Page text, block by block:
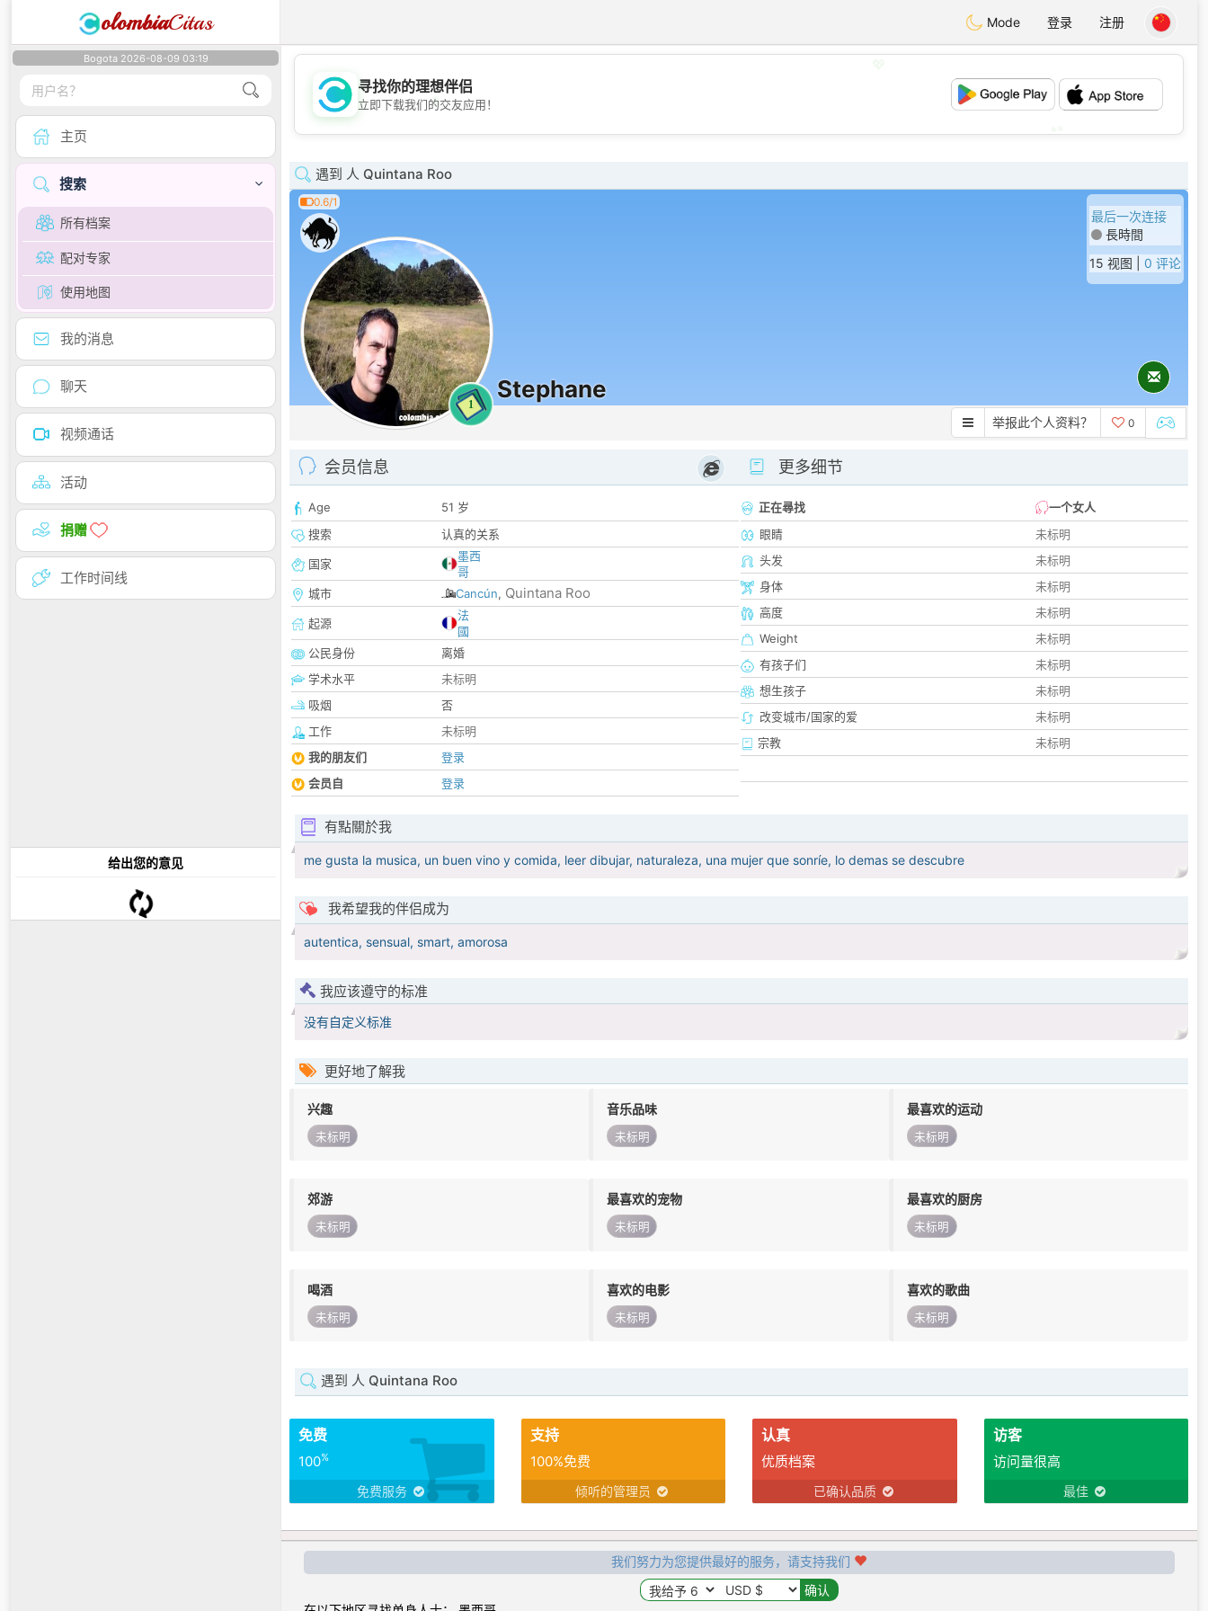
olombiaCitas Mode 登录 注册
Bogota 2026-08-09 03:19
主页
搜索
所有档案
配对专家
使用地图
我的消息
聊天
视频通话
活动
捐赠
工作时间线
给出您的意见
💖
💕
寻找你的理想伴侣
立即下载我们的交友应用！
遇到 人 Quintana Roo
0.6/1
1
Stephane
最后一次连接
長時間
15 视图 | 0 评论
举报此个人资料？ 0
会员信息
Age
51 岁
搜索
认真的关系
国家
墨西
哥
城市
Cancún, Quintana Roo
起源
法
國
公民身份
离婚
学术水平
未标明
吸烟
否
工作
未标明
我的朋友们
登录
会员自
登录
更多细节
正在尋找
一个女人
眼睛
未标明
头发
未标明
身体
未标明
高度
未标明
Weight
未标明
有孩子们
未标明
想生孩子
未标明
改变城市/国家的爱
未标明
宗教
未标明
有點關於我
me gusta la musica, un buen vino y comida, leer dibujar, naturaleza, una mujer que sonríe, lo demas se descubre
我希望我的伴侣成为
autentica, sensual, smart, amorosa
我应该遵守的标准
没有自定义标准
更好地了解我
兴趣
未标明
音乐品味
未标明
最喜欢的运动
未标明
郊游
未标明
最喜欢的宠物
未标明
最喜欢的厨房
未标明
喝酒
未标明
喜欢的电影
未标明
喜欢的歌曲
未标明
遇到 人 Quintana Roo
免费
100%
免费服务
支持
100%免费
倾听的管理员
认真
优质档案
已确认品质
访客
访问量很高
最佳
我们努力为您提供最好的服务，请支持我们